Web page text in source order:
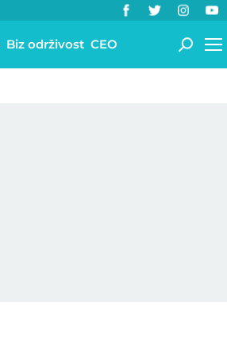
Biz održivost CEO